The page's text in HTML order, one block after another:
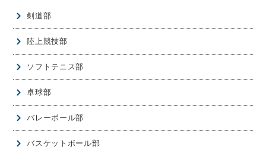
剣道部
陸上競技部
ソフトテニス部
卓球部
バレーボール部
バスケットボール部